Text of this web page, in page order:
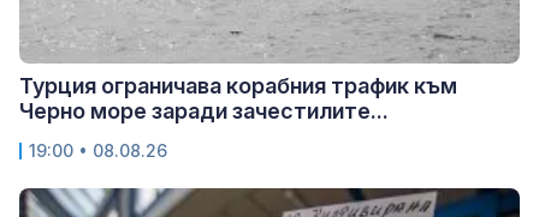
Турция ограничава корабния трафик към
Черно море заради зачестилите...
19:00 • 08.08.26